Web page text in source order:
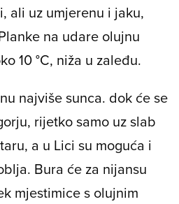
ali uz umjerenu i jaku,
na udare olujnu
10 °C, niža u zaleđu.
najviše sunca. dok će se
rijetko samo uz slab
a u Lici su moguća i
Bura će za nijansu
mjestimice s olujnim